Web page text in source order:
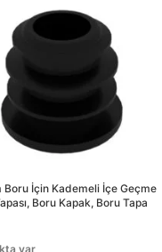
Boru İçin Kademeli İçe Geçme
Boru Kapak, Boru Tapa
var